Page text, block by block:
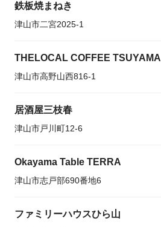
鉄板焼まねき
津山市二宮2025-1
THELOCAL COFFEE TSUYAMA
津山市高野山西816-1
居酒屋三枝春
津山市戸川町12-6
Okayama Table TERRA
津山市志戸部690番地6
ファミリーハウスひら山